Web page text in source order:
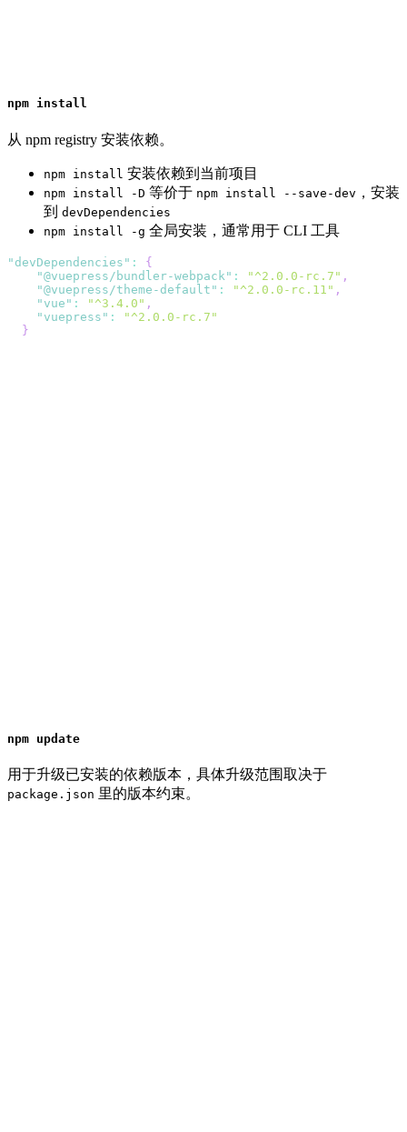
npm install
从 npm registry 安装依赖。
npm install 安装依赖到当前项目
npm install -D 等价于 npm install --save-dev ，安装
到 devDependencies
npm install -g 全局安装，通常用于 CLI 工具
"devDependencies" :
{
"@vuepress/bundler-webpack" : "^2.0.0-rc.7" ,
"@vuepress/theme-default" : "^2.0.0-rc.11" ,
"vue" : "^3.4.0" ,
"vuepress" :
"^2.0.0-rc.7"
}
npm update
用于升级已安装的依赖版本，具体升级范围取决于
package.json 里的版本约束。